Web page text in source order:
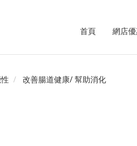
首頁 網店
改善腸道健康/ 幫助消化